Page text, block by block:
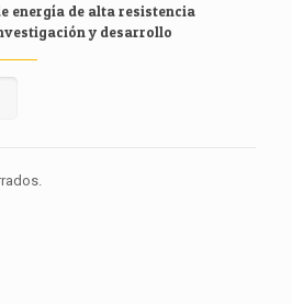
energía de alta resistencia
y desarrollo